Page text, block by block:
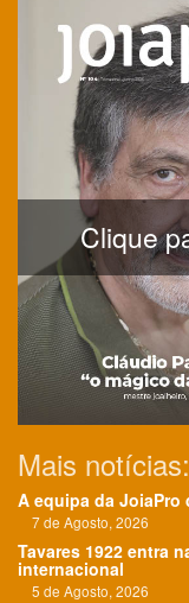
Clique
Mais notícias:
A equipa da JoiaPro
7 de Agosto, 2026
Tavares 1922 entra
internacional
5 de Agosto, 2026